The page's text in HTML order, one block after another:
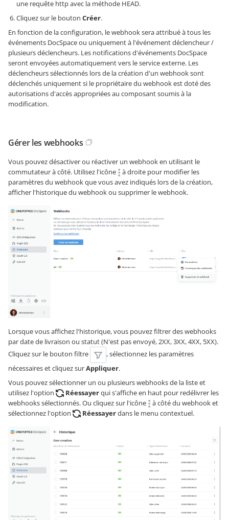
une requête http avec la méthode HEAD.
Cliquez sur le bouton Créer.
En fonction de la configuration, le webhook sera attribué à tous les
événements DocSpace ou uniquement à l'événement déclencheur /
plusieurs déclencheurs. Les notifications d'événements DocSpace
seront envoyées automatiquement vers le service externe. Les
déclencheurs sélectionnés lors de la création d'un webhook sont
déclenchés uniquement si le propriétaire du webhook est doté des
autorisations d'accès appropriées au composant soumis à la
modification.
Gérer les webhooks
Vous pouvez désactiver ou réactiver un webhook en utilisant le
commutateur à côté. Utilisez l'icône
à droite pour modifier les
paramètres du webhook que vous avez indiqués lors de la création,
afficher l'historique du webhook ou supprimer le webhook.
Lorsque vous affichez l'historique, vous pouvez filtrer des webhooks
par date de livraison ou statut (N'est pas envoyé, 2XX, 3XX, 4XX, 5XX).
Cliquez sur le bouton filtre
, sélectionnez les paramètres
nécessaires et cliquez surAppliquer.
Vous pouvez sélectionner un ou plusieurs webhooks de la liste et
utilisez l'option
Réessayerqui s'affiche en haut pour redélivrer les
webhooks sélectionnés. Ou cliquez sur l'icône
à côté du webhook et
sélectionnez l'option
Réessayerdans le menu contextuel.